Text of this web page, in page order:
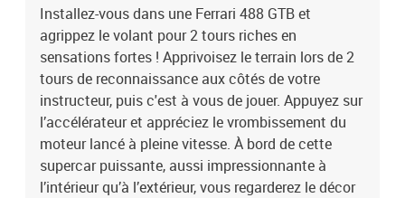
Installez-vous dans une Ferrari 488 GTB et
agrippez le volant pour 2 tours riches en
sensations fortes ! Apprivoisez le terrain lors de 2
tours de reconnaissance aux côtés de votre
instructeur, puis c'est à vous de jouer. Appuyez sur
l’accélérateur et appréciez le vrombissement du
moteur lancé à pleine vitesse. À bord de cette
supercar puissante, aussi impressionnante à
l’intérieur qu’à l’extérieur, vous regarderez le décor